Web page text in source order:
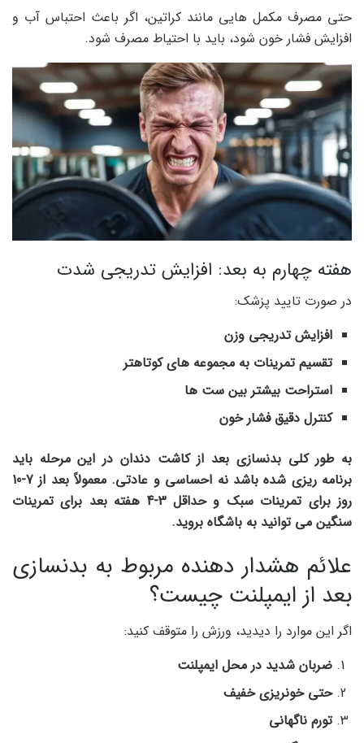
حتی مصرف مکمل هایی مانند کراتین، اگر باعث احتباس آب و
افزایش فشار خون شود، باید با احتیاط مصرف شود.
هفته چهارم به بعد: افزایش تدریجی شدت
در صورت تایید پزشک:
افزایش تدریجی وزن
تقسیم تمرینات به مجموعه های کوتاهتر
استراحت بیشتر بین ست ها
کنترل دقیق فشار خون
به طور کلی بدنسازی بعد از کاشت دندان در این مرحله باید
برنامه ریزی شده باشد نه احساسی و عادتی. معمولاً بعد از 7-10
روز برای تمرینات سبک و حداقل 3-4 هفته بعد برای تمرینات
سنگین می توانید به باشگاه بروید.
علائم هشدار دهنده مربوط به بدنسازی
بعد از ایمپلنت چیست؟
اگر این موارد را دیدید، ورزش را متوقف کنید:
ضربان شدید در محل ایمپلنت
حتی خونریزی خفیف
تورم ناگهانی